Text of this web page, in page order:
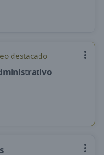
destacado